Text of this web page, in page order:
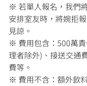
※ 若單人報名，我們
安排室友時，將婉拒
見諒。
※ 費用包含：500萬
理者除外)、接送交通
費等。
※ 費用不含：額外飲